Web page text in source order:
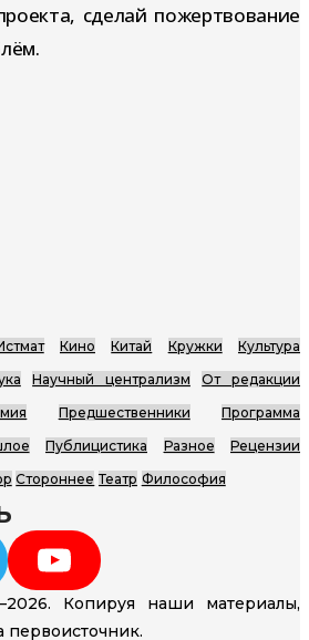
сделай пожертвование
Кино Китай Кружки
Культура
Научный централизм
От редакции
Предшественники
Программа
Публицистика Разное
Рецензии
Стороннее Театр Философия
YouTube
Копируя наши материалы,
первоисточник.